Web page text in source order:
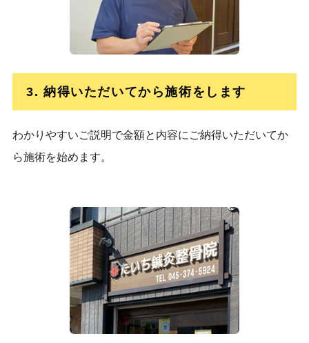
3. 納得いただいてから施術をします
わかりやすいご説明で金額と内容にご納得いただいてか
ら施術を始めます。